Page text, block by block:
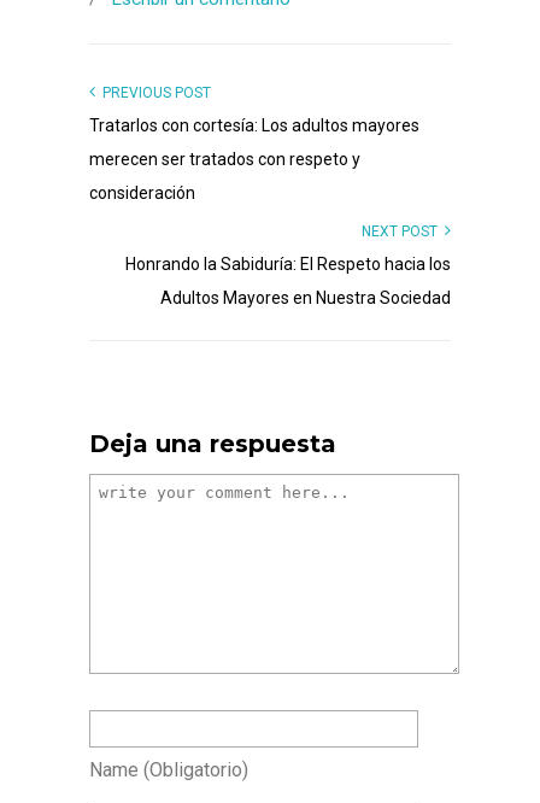
PREVIOUS POST
Tratarlos con cortesía: Los adultos mayores
merecen ser tratados con respeto y
consideración
NEXT POST
Honrando la Sabiduría: El Respeto hacia los
Adultos Mayores en Nuestra Sociedad
Deja una respuesta
Name (obligatorio)